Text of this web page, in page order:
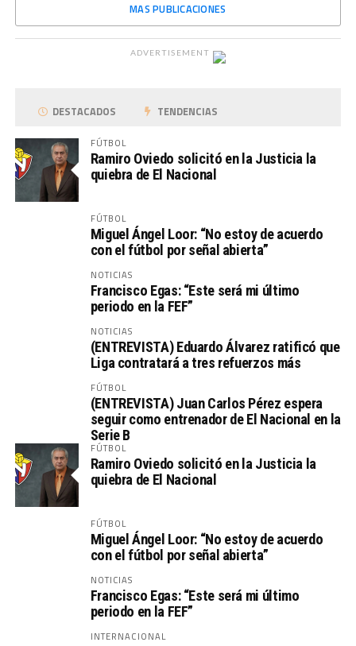
MAS PUBLICACIONES
ADVERTISEMENT
DESTACADOS TENDENCIAS
FÚTBOL
Ramiro Oviedo solicitó en la Justicia la
quiebra de El Nacional
FÚTBOL
Miguel Ángel Loor: “No estoy de acuerdo
con el fútbol por señal abierta”
NOTICIAS
Francisco Egas: “Este será mi último
periodo en la FEF”
NOTICIAS
(ENTREVISTA) Eduardo Álvarez ratificó que
Liga contratará a tres refuerzos más
FÚTBOL
(ENTREVISTA) Juan Carlos Pérez espera
seguir como entrenador de El Nacional en la
Serie B
FÚTBOL
Ramiro Oviedo solicitó en la Justicia la
quiebra de El Nacional
FÚTBOL
Miguel Ángel Loor: “No estoy de acuerdo
con el fútbol por señal abierta”
NOTICIAS
Francisco Egas: “Este será mi último
periodo en la FEF”
INTERNACIONAL